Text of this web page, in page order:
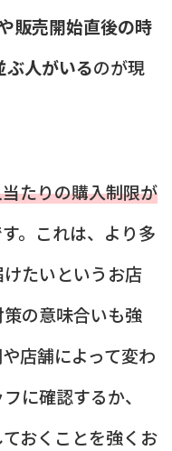
販売開始直後の時
人がいるのが現
たりの購入制限が
。これは、より多
たいというお店
の意味合いも強
店舗によって変わ
に確認するか、
ておくことを強くお